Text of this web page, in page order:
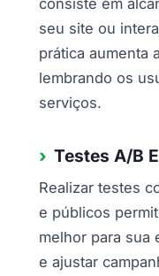
seu site ou
prática aumenta
lembrando os
serviços.
Testes A/B
Realizar testes
e públicos
melhor para sua
e ajustar